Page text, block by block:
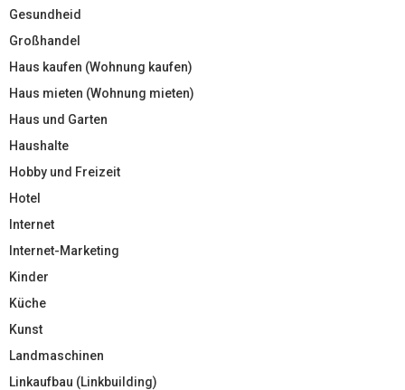
Gesundheid
Großhandel
Haus kaufen (Wohnung kaufen)
Haus mieten (Wohnung mieten)
Haus und Garten
Haushalte
Hobby und Freizeit
Hotel
Internet
Internet-Marketing
Kinder
Küche
Kunst
Landmaschinen
Linkaufbau (Linkbuilding)